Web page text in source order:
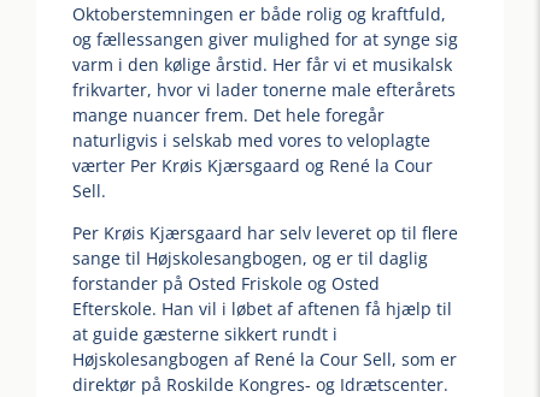
Oktoberstemningen er både rolig og kraftfuld,
og fællessangen giver mulighed for at synge sig
varm i den kølige årstid. Her får vi et musikalsk
frikvarter, hvor vi lader tonerne male efterårets
mange nuancer frem. Det hele foregår
naturligvis i selskab med vores to veloplagte
værter Per Krøis Kjærsgaard og René la Cour
Sell.
Per Krøis Kjærsgaard har selv leveret op til flere
sange til Højskolesangbogen, og er til daglig
forstander på Osted Friskole og Osted
Efterskole. Han vil i løbet af aftenen få hjælp til
at guide gæsterne sikkert rundt i
Højskolesangbogen af René la Cour Sell, som er
direktør på Roskilde Kongres- og Idrætscenter.